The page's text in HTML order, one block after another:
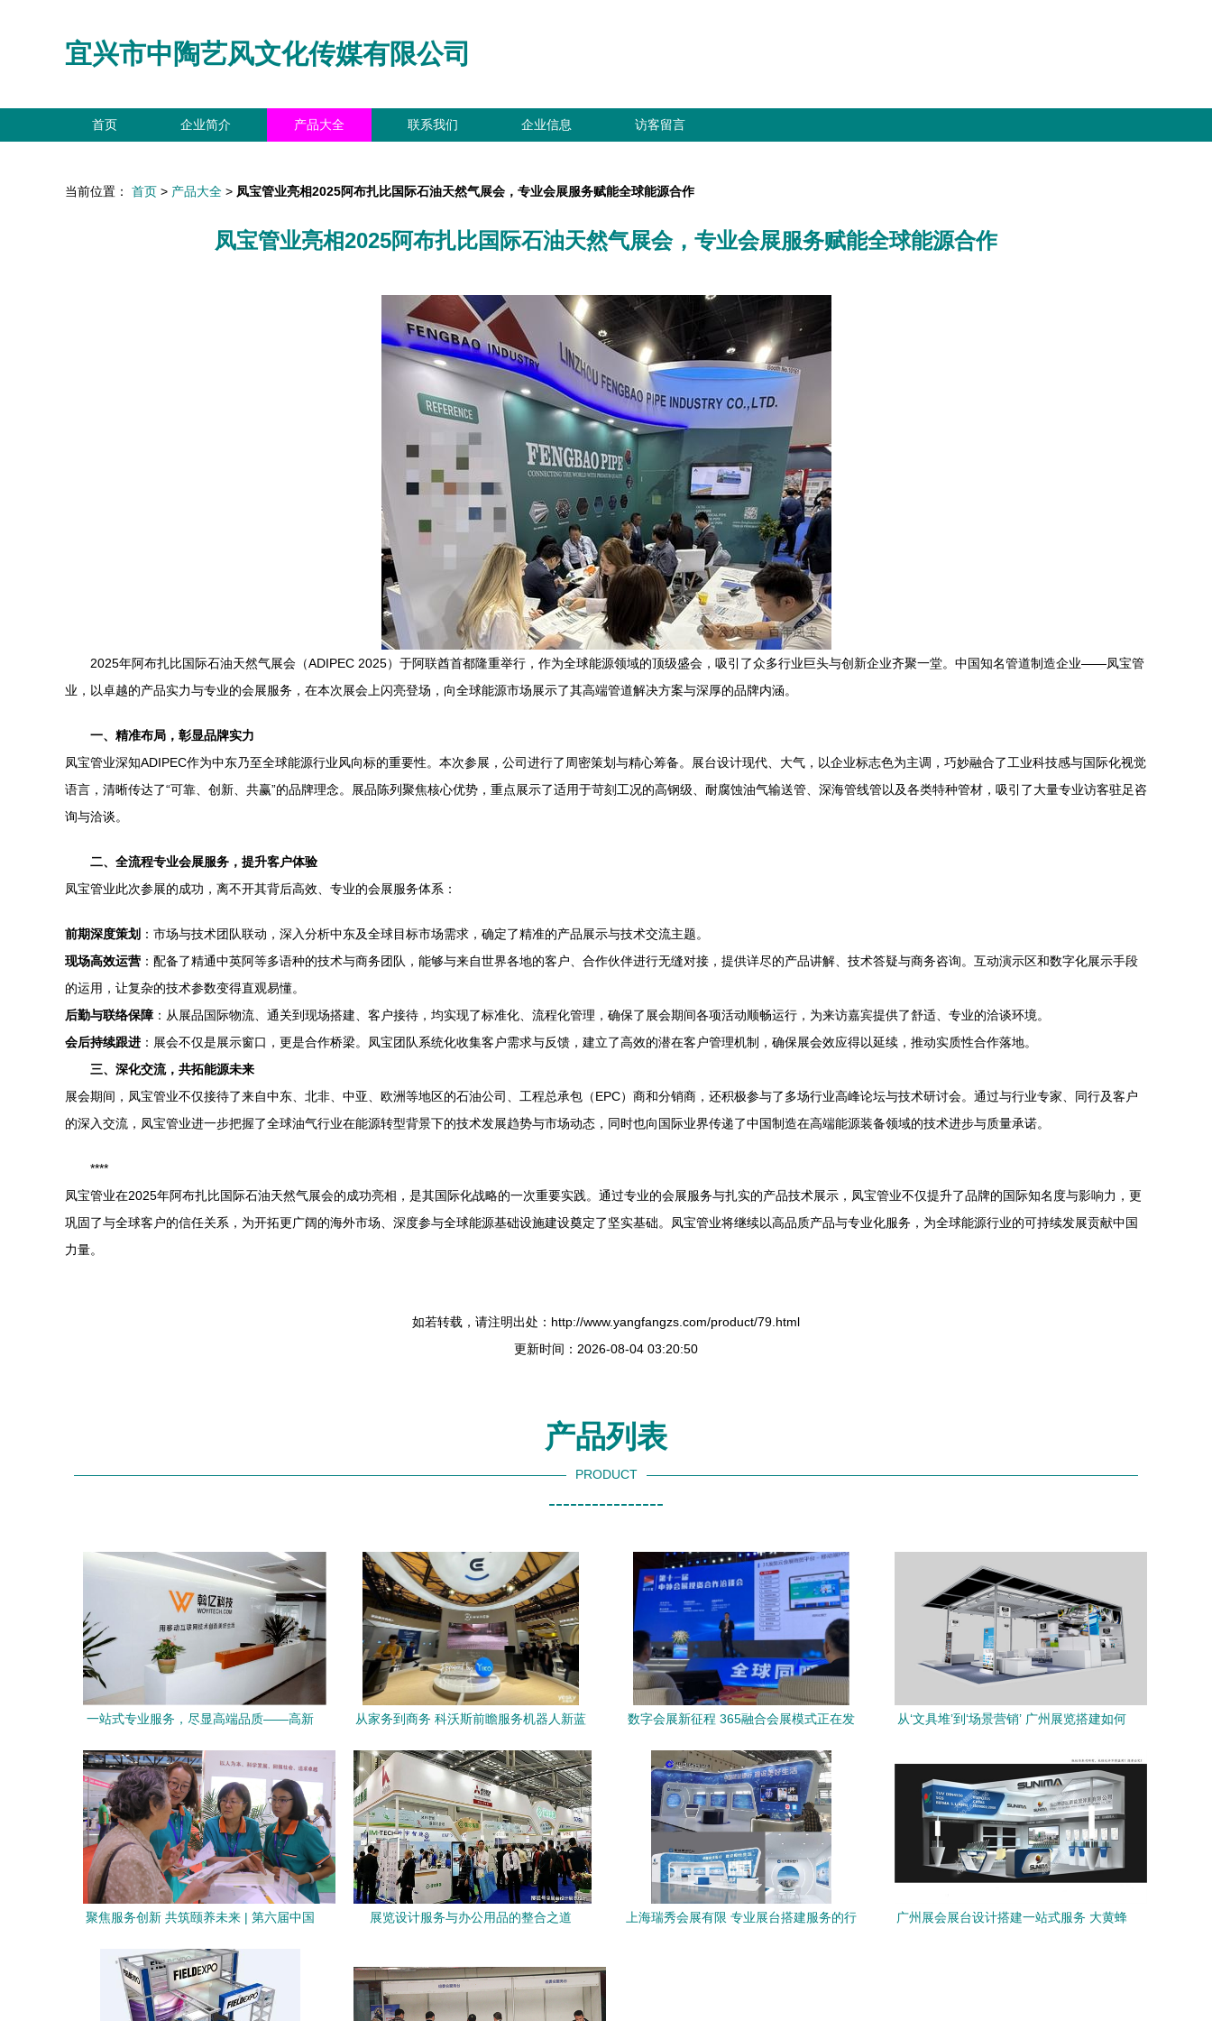
宜兴市中陶艺风文化传媒有限公司
首页 企业简介 产品大全 联系我们 企业信息 访客留言
当前位置： 首页 > 产品大全 > 凤宝管业亮相2025阿布扎比国际石油天然气展会，专业会展服务赋能全球能源合作
凤宝管业亮相2025阿布扎比国际石油天然气展会，专业会展服务赋能全球能源合作
2025年阿布扎比国际石油天然气展会（ADIPEC 2025）于阿联酋首都隆重举行，作为全球能源领域的顶级盛会，吸引了众多行业巨头与创新企业齐聚一堂。中国知名管道制造企业——凤宝管
业，以卓越的产品实力与专业的会展服务，在本次展会上闪亮登场，向全球能源市场展示了其高端管道解决方案与深厚的品牌内涵。
一、精准布局，彰显品牌实力
凤宝管业深知ADIPEC作为中东乃至全球能源行业风向标的重要性。本次参展，公司进行了周密策划与精心筹备。展台设计现代、大气，以企业标志色为主调，巧妙融合了工业科技感与国际化视觉
语言，清晰传达了“可靠、创新、共赢”的品牌理念。展品陈列聚焦核心优势，重点展示了适用于苛刻工况的高钢级、耐腐蚀油气输送管、深海管线管以及各类特种管材，吸引了大量专业访客驻足咨
询与洽谈。
二、全流程专业会展服务，提升客户体验
凤宝管业此次参展的成功，离不开其背后高效、专业的会展服务体系：
前期深度策划 ：市场与技术团队联动，深入分析中东及全球目标市场需求，确定了精准的产品展示与技术交流主题。
现场高效运营 ：配备了精通中英阿等多语种的技术与商务团队，能够与来自世界各地的客户、合作伙伴进行无缝对接，提供详尽的产品讲解、技术答疑与商务咨询。互动演示区和数字化展示手段
的运用，让复杂的技术参数变得直观易懂。
后勤与联络保障 ：从展品国际物流、通关到现场搭建、客户接待，均实现了标准化、流程化管理，确保了展会期间各项活动顺畅运行，为来访嘉宾提供了舒适、专业的洽谈环境。
会后持续跟进 ：展会不仅是展示窗口，更是合作桥梁。凤宝团队系统化收集客户需求与反馈，建立了高效的潜在客户管理机制，确保展会效应得以延续，推动实质性合作落地。
三、深化交流，共拓能源未来
展会期间，凤宝管业不仅接待了来自中东、北非、中亚、欧洲等地区的石油公司、工程总承包（EPC）商和分销商，还积极参与了多场行业高峰论坛与技术研讨会。通过与行业专家、同行及客户
的深入交流，凤宝管业进一步把握了全球油气行业在能源转型背景下的技术发展趋势与市场动态，同时也向国际业界传递了中国制造在高端能源装备领域的技术进步与质量承诺。
****
凤宝管业在2025年阿布扎比国际石油天然气展会的成功亮相，是其国际化战略的一次重要实践。通过专业的会展服务与扎实的产品技术展示，凤宝管业不仅提升了品牌的国际知名度与影响力，更
巩固了与全球客户的信任关系，为开拓更广阔的海外市场、深度参与全球能源基础设施建设奠定了坚实基础。凤宝管业将继续以高品质产品与专业化服务，为全球能源行业的可持续发展贡献中国
力量。
如若转载，请注明出处：http://www.yangfangzs.com/product/79.html
更新时间：2026-08-04 03:20:50
产品列表
PRODUCT
----------------
一站式专业服务，尽显高端品质——高新
从家务到商务 科沃斯前瞻服务机器人新蓝
数字会展新征程 365融合会展模式正在发
从‘文具堆’到‘场景营销’ 广州展览搭建如何
聚焦服务创新 共筑颐养未来 | 第六届中国
展览设计服务与办公用品的整合之道
上海瑞秀会展有限 专业展台搭建服务的行
广州展会展台设计搭建一站式服务 大黄蜂